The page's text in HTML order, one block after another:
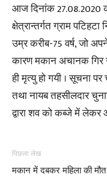
आज दिनांक 27.08.2020
क्षेत्रान्तर्गत ग्राम
उम्र करीब-75 वर्ष, जो
कारण मकान अचानक गिर
ही मृत्यु हो गयी । सूचना
तथा नायब तहसीलदार
द्वारा शव को कब्जे में लेकर
पिछला लेख
मकान में दबकर महिला की मौत